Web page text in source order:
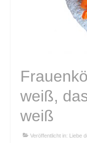
Grundkurs
Auftragsarbeiten
Lichtobjekte
Für
weiß,
weiß
Veröffentlicht in: Liebe